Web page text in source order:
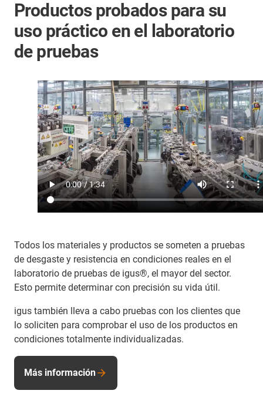
Productos probados para su
uso práctico en el laboratorio
de pruebas
Todos los materiales y productos se someten a pruebas
de desgaste y resistencia en condiciones reales en el
laboratorio de pruebas de igus®, el mayor del sector.
Esto permite determinar con precisión su vida útil.
igus también lleva a cabo pruebas con los clientes que
lo soliciten para comprobar el uso de los productos en
condiciones totalmente individualizadas.
Más información